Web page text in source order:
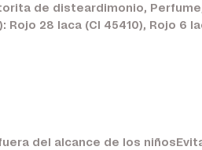
de disteardimonio,
28 laca (CI 45410), Rojo 6
del alcance de los